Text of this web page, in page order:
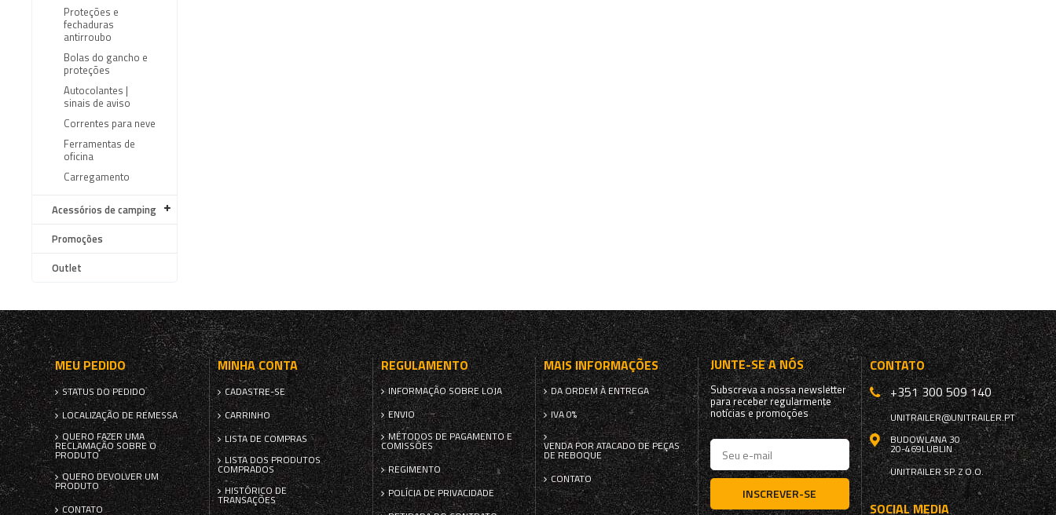
Proteções e
fechaduras
antirroubo
Bolas do gancho e
proteções
Autocolantes |
sinais de aviso
Correntes para neve
Ferramentas de
oficina
Carregamento
Acessórios de camping
Promoções
Outlet
MEU PEDIDO
STATUS DO PEDIDO
LOCALIZAÇÃO DE REMESSA
QUERO FAZER UMA
RECLAMAÇÃO SOBRE O
PRODUTO
QUERO DEVOLVER UM
PRODUTO
CONTATO
MINHA CONTA
CADASTRE-SE
CARRINHO
LISTA DE COMPRAS
LISTA DOS PRODUTOS
COMPRADOS
HISTÓRICO DE
TRANSAÇÕES
REGULAMENTO
INFORMAÇÃO SOBRE LOJA
ENVIO
MÉTODOS DE PAGAMENTO E
COMISSÕES
REGIMENTO
POLÍCIA DE PRIVACIDADE
MAIS INFORMAÇÕES
DA ORDEM À ENTREGA
IVA 0%
VENDA POR ATACADO DE PEÇAS
DE REBOQUE
CONTATO
JUNTE-SE A NÓS
Subscreva a nossa newsletter
para receber regularmente
notícias e promoções
INSCREVER-SE
CONTATO
+351 300 509 140
UNITRAILER@UNITRAILER.PT
BUDOWLANA 30
20-469LUBLIN
UNITRAILER SP. Z O.O.
SOCIAL MEDIA